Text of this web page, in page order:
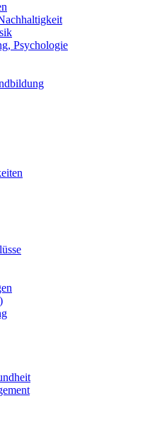
Psychologie